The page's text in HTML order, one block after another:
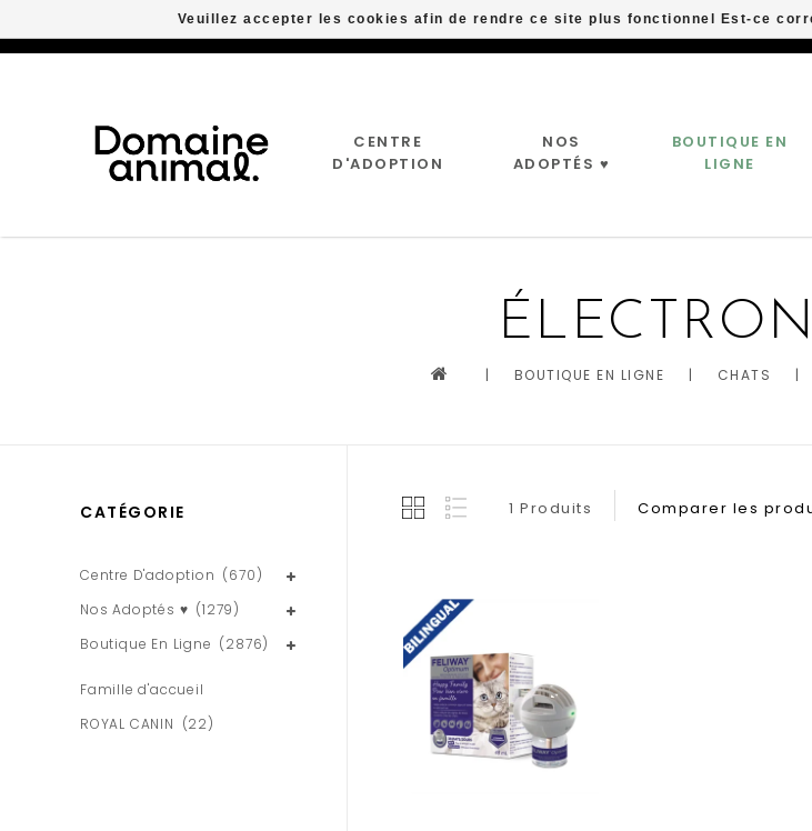
CENTRE
D'ADOPTION
NOS
ADOPTÉS ♥
BOUTIQUE EN
LIGNE
| BOUTIQUE EN LIGNE | CHATS |
CATÉGORIE
Centre D'adoption (670)
Nos Adoptés ♥ (1279)
Boutique En Ligne (2876)
Famille d'accueil
ROYAL CANIN (22)
1 Produits Comparer les
Veuillez accepter les cookies afin de rendre ce site plus fonctionnel Est-ce
Livraison gratuite à